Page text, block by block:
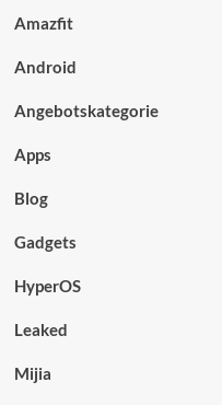
Amazfit
Android
Angebotskategorie
Apps
Blog
Gadgets
HyperOS
Leaked
Mijia